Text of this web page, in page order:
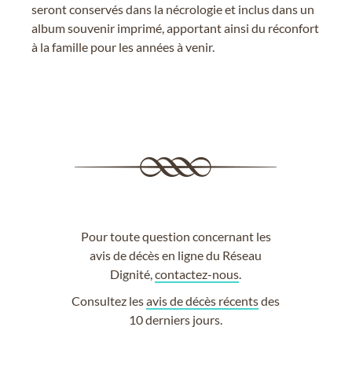
seront conservés dans la nécrologie et inclus dans un
album souvenir imprimé, apportant ainsi du réconfort
à la famille pour les années à venir.
Pour toute question concernant les
avis de décès en ligne du Réseau
Dignité,contactez-nous
Consultez lesavis de décès récentsdes
10 derniers jours.